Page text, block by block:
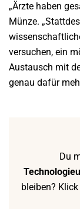
„Ärzte haben
Münze.
versuchen, ein
Austausch mit
genau dafür
Du
bleiben?